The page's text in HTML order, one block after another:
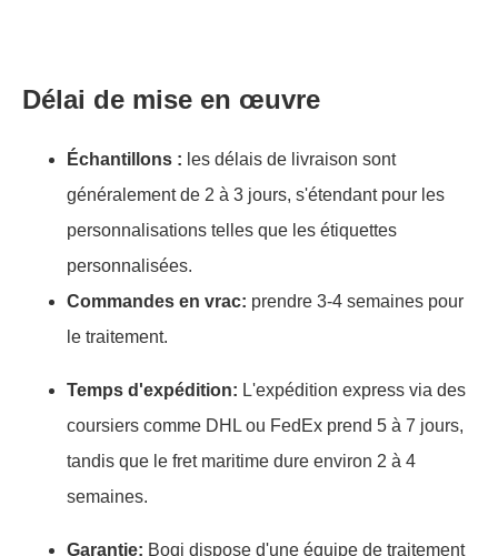
Délai de mise en œuvre
Échantillons : les délais de livraison sont
généralement de 2 à 3 jours, s'étendant pour les
personnalisations telles que les étiquettes
personnalisées.
Commandes en vrac: prendre 3-4 semaines pour
le traitement.
Temps d'expédition: L'expédition express via des
coursiers comme DHL ou FedEx prend 5 à 7 jours,
tandis que le fret maritime dure environ 2 à 4
semaines.
Garantie: Boqi dispose d'une équipe de traitement